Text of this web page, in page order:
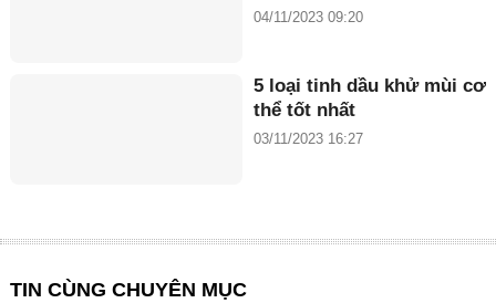
04/11/2023 09:20
5 loại tinh dầu khử mùi cơ
thể tốt nhất
03/11/2023 16:27
TIN CÙNG CHUYÊN MỤC